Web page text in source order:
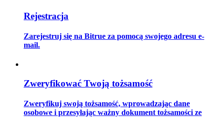
Zostań traderem kopiującym
Ciesz się podziałem zysków i prowizjami z kopiowania
transakcji
Rejestracja
Zarejestruj się na Bitrue za pomocą swojego adresu e-
mail.
Zweryfikować Twoją tożsamość
Zweryfikuj swoją tożsamość, wprowadzając dane
osobowe i przesyłając ważny dokument tożsamości ze